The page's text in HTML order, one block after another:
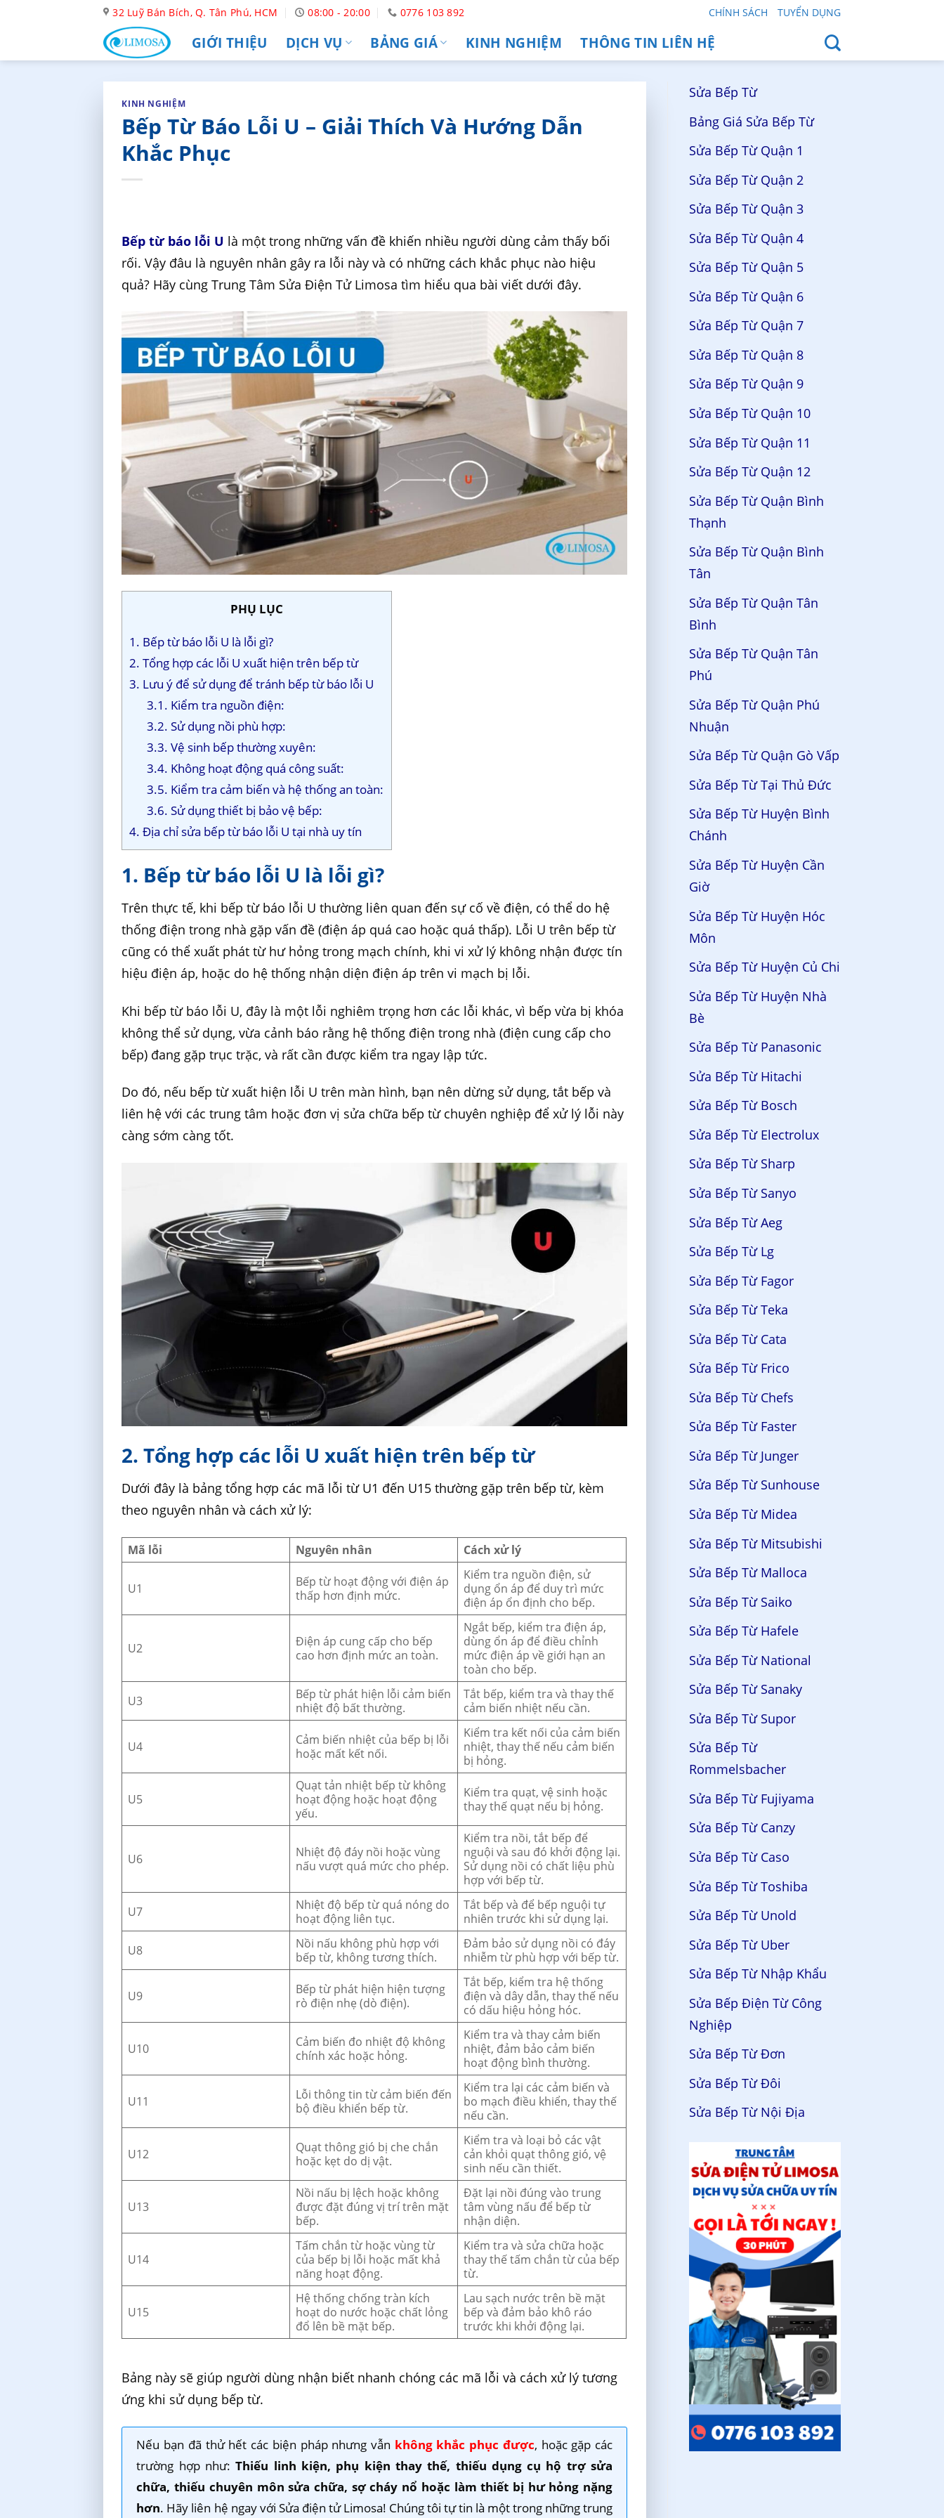
32 Luỹ Bán Bích, Q. Tân Phú, HCM 08:00 - 20:00 0776 103 892 CHÍNH SÁCH TUYỂN DỤNG
GIỚI THIỆU DỊCH VỤ BẢNG GIÁ KINH NGHIỆM THÔNG TIN LIÊN HỆ
KINH NGHIỆM
Bếp Từ Báo Lỗi U – Giải Thích Và Hướng Dẫn
Khắc Phục
Bếp từ báo lỗi U là một trong những vấn đề khiến nhiều người dùng cảm thấy bối
rối. Vậy đâu là nguyên nhân gây ra lỗi này và có những cách khắc phục nào hiệu
quả? Hãy cùng Trung Tâm Sửa Điện Tử Limosa tìm hiểu qua bài viết dưới đây.
PHỤ LỤC
1. Bếp từ báo lỗi U là lỗi gì?
2. Tổng hợp các lỗi U xuất hiện trên bếp từ
3. Lưu ý để sử dụng để tránh bếp từ báo lỗi U
3.1. Kiểm tra nguồn điện:
3.2. Sử dụng nồi phù hợp:
3.3. Vệ sinh bếp thường xuyên:
3.4. Không hoạt động quá công suất:
3.5. Kiểm tra cảm biến và hệ thống an toàn:
3.6. Sử dụng thiết bị bảo vệ bếp:
4. Địa chỉ sửa bếp từ báo lỗi U tại nhà uy tín
1. Bếp từ báo lỗi U là lỗi gì?
Trên thực tế, khi bếp từ báo lỗi U thường liên quan đến sự cố về điện, có thể do hệ
thống điện trong nhà gặp vấn đề (điện áp quá cao hoặc quá thấp). Lỗi U trên bếp từ
cũng có thể xuất phát từ hư hỏng trong mạch chính, khi vi xử lý không nhận được tín
hiệu điện áp, hoặc do hệ thống nhận diện điện áp trên vi mạch bị lỗi.
Khi bếp từ báo lỗi U, đây là một lỗi nghiêm trọng hơn các lỗi khác, vì bếp vừa bị khóa
không thể sử dụng, vừa cảnh báo rằng hệ thống điện trong nhà (điện cung cấp cho
bếp) đang gặp trục trặc, và rất cần được kiểm tra ngay lập tức.
Do đó, nếu bếp từ xuất hiện lỗi U trên màn hình, bạn nên dừng sử dụng, tắt bếp và
liên hệ với các trung tâm hoặc đơn vị sửa chữa bếp từ chuyên nghiệp để xử lý lỗi này
càng sớm càng tốt.
2. Tổng hợp các lỗi U xuất hiện trên bếp từ
Dưới đây là bảng tổng hợp các mã lỗi từ U1 đến U15 thường gặp trên bếp từ, kèm
theo nguyên nhân và cách xử lý:
Mã lỗi Nguyên nhân Cách xử lý
U1
Bếp từ hoạt động với điện áp
thấp hơn định mức.
Kiểm tra nguồn điện, sử
dụng ổn áp để duy trì mức
điện áp ổn định cho bếp.
U2
Điện áp cung cấp cho bếp
cao hơn định mức an toàn.
Ngắt bếp, kiểm tra điện áp,
dùng ổn áp để điều chỉnh
mức điện áp về giới hạn an
toàn cho bếp.
U3
Bếp từ phát hiện lỗi cảm biến
nhiệt độ bất thường.
Tắt bếp, kiểm tra và thay thế
cảm biến nhiệt nếu cần.
U4
Cảm biến nhiệt của bếp bị lỗi
hoặc mất kết nối.
Kiểm tra kết nối của cảm biến
nhiệt, thay thế nếu cảm biến
bị hỏng.
U5
Quạt tản nhiệt bếp từ không
hoạt động hoặc hoạt động
yếu.
Kiểm tra quạt, vệ sinh hoặc
thay thế quạt nếu bị hỏng.
U6
Nhiệt độ đáy nồi hoặc vùng
nấu vượt quá mức cho phép.
Kiểm tra nồi, tắt bếp để
nguội và sau đó khởi động lại.
Sử dụng nồi có chất liệu phù
hợp với bếp từ.
U7
Nhiệt độ bếp từ quá nóng do
hoạt động liên tục.
Tắt bếp và để bếp nguội tự
nhiên trước khi sử dụng lại.
U8
Nồi nấu không phù hợp với
bếp từ, không tương thích.
Đảm bảo sử dụng nồi có đáy
nhiễm từ phù hợp với bếp từ.
U9
Bếp từ phát hiện hiện tượng
rò điện nhẹ (dò điện).
Tắt bếp, kiểm tra hệ thống
điện và dây dẫn, thay thế nếu
có dấu hiệu hỏng hóc.
U10
Cảm biến đo nhiệt độ không
chính xác hoặc hỏng.
Kiểm tra và thay cảm biến
nhiệt, đảm bảo cảm biến
hoạt động bình thường.
U11
Lỗi thông tin từ cảm biến đến
bộ điều khiển bếp từ.
Kiểm tra lại các cảm biến và
bo mạch điều khiển, thay thế
nếu cần.
U12
Quạt thông gió bị che chắn
hoặc kẹt do dị vật.
Kiểm tra và loại bỏ các vật
cản khỏi quạt thông gió, vệ
sinh nếu cần thiết.
U13
Nồi nấu bị lệch hoặc không
được đặt đúng vị trí trên mặt
bếp.
Đặt lại nồi đúng vào trung
tâm vùng nấu để bếp từ
nhận diện.
U14
Tấm chắn từ hoặc vùng từ
của bếp bị lỗi hoặc mất khả
năng hoạt động.
Kiểm tra và sửa chữa hoặc
thay thế tấm chắn từ của bếp
từ.
U15
Hệ thống chống tràn kích
hoạt do nước hoặc chất lỏng
đổ lên bề mặt bếp.
Lau sạch nước trên bề mặt
bếp và đảm bảo khô ráo
trước khi khởi động lại.
Bảng này sẽ giúp người dùng nhận biết nhanh chóng các mã lỗi và cách xử lý tương
ứng khi sử dụng bếp từ.
Nếu bạn đã thử hết các biện pháp nhưng vẫn không khắc phục được, hoặc gặp các
trường hợp như:Thiếu linh kiện, phụ kiện thay thế, thiếu dụng cụ hộ trợ sửa
chữa, thiếu chuyên môn sửa chữa, sợ cháy nổ hoặc làm thiết bị hư hỏng nặng
hơn. Hãy liên hệ ngay với Sửa điện tử Limosa! Chúng tôi tự tin là một trong những trung
Sửa Bếp Từ
Bảng Giá Sửa Bếp Từ
Sửa Bếp Từ Quận 1
Sửa Bếp Từ Quận 2
Sửa Bếp Từ Quận 3
Sửa Bếp Từ Quận 4
Sửa Bếp Từ Quận 5
Sửa Bếp Từ Quận 6
Sửa Bếp Từ Quận 7
Sửa Bếp Từ Quận 8
Sửa Bếp Từ Quận 9
Sửa Bếp Từ Quận 10
Sửa Bếp Từ Quận 11
Sửa Bếp Từ Quận 12
Sửa Bếp Từ Quận Bình
Thạnh
Sửa Bếp Từ Quận Bình
Tân
Sửa Bếp Từ Quận Tân
Bình
Sửa Bếp Từ Quận Tân
Phú
Sửa Bếp Từ Quận Phú
Nhuận
Sửa Bếp Từ Quận Gò Vấp
Sửa Bếp Từ Tại Thủ Đức
Sửa Bếp Từ Huyện Bình
Chánh
Sửa Bếp Từ Huyện Cần
Giờ
Sửa Bếp Từ Huyện Hóc
Môn
Sửa Bếp Từ Huyện Củ Chi
Sửa Bếp Từ Huyện Nhà
Bè
Sửa Bếp Từ Panasonic
Sửa Bếp Từ Hitachi
Sửa Bếp Từ Bosch
Sửa Bếp Từ Electrolux
Sửa Bếp Từ Sharp
Sửa Bếp Từ Sanyo
Sửa Bếp Từ Aeg
Sửa Bếp Từ Lg
Sửa Bếp Từ Fagor
Sửa Bếp Từ Teka
Sửa Bếp Từ Cata
Sửa Bếp Từ Frico
Sửa Bếp Từ Chefs
Sửa Bếp Từ Faster
Sửa Bếp Từ Junger
Sửa Bếp Từ Sunhouse
Sửa Bếp Từ Midea
Sửa Bếp Từ Mitsubishi
Sửa Bếp Từ Malloca
Sửa Bếp Từ Saiko
Sửa Bếp Từ Hafele
Sửa Bếp Từ National
Sửa Bếp Từ Sanaky
Sửa Bếp Từ Supor
Sửa Bếp Từ
Rommelsbacher
Sửa Bếp Từ Fujiyama
Sửa Bếp Từ Canzy
Sửa Bếp Từ Caso
Sửa Bếp Từ Toshiba
Sửa Bếp Từ Unold
Sửa Bếp Từ Uber
Sửa Bếp Từ Nhập Khẩu
Sửa Bếp Điện Từ Công
Nghiệp
Sửa Bếp Từ Đơn
Sửa Bếp Từ Đôi
Sửa Bếp Từ Nội Địa